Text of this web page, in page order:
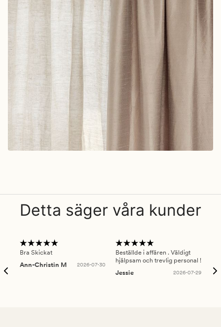
Detta säger våra kunder
Bra Skickat
Ann-Christin M
2026-07-30
Beställde i affären . Väldigt
hjälpsam och trevlig personal !
Jessie
2026-07-29